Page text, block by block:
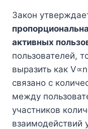
Закон
активных
пользователей,
выразить как
связано с
между
участников
взаимодействий